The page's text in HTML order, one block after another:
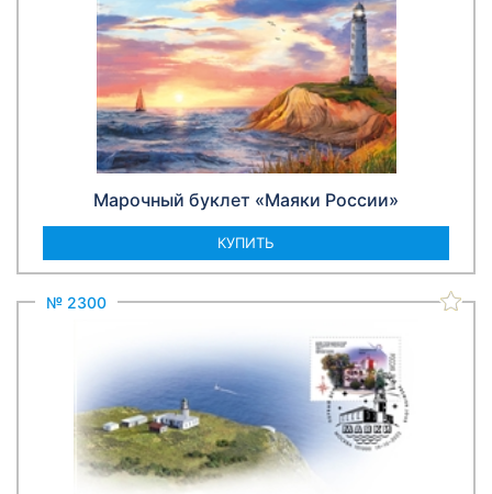
Марочный буклет «Маяки России»
КУПИТЬ
№ 2300